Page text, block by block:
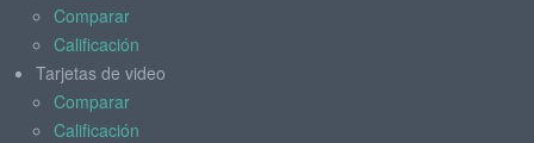
Comparar
Calificación
Tarjetas de video
Comparar
Calificación